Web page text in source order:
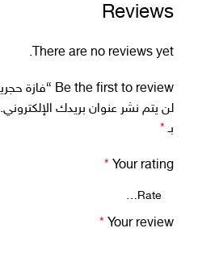
Reviews
There are no reviews yet.
Be the first to review “فازة حجرية كبيرة”
لن يتم نشر عنوان بريدك الإلكتروني.
بـ *
Your rating
*
Your review
*